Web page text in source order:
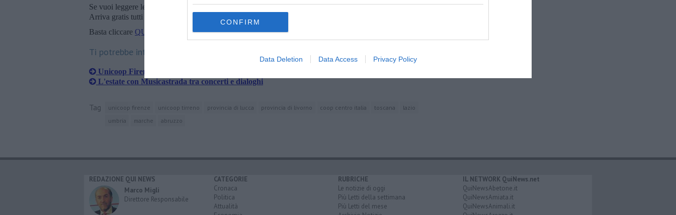
CONFIRM
Data Deletion Data Access Privacy Policy
Se vuoi leggere le notizie principali della Toscana iscriviti allaNewsletter QUInews - ToscanaMedia.
Arriva gratis tutti i giorni alle 20:00 direttamente nella tua casella di posta.
Basta cliccare QUI
Ti potrebbe interessare anche:
​Unicoop Firenze acquisisce nuovi punti vendita
L'estate con Musicastrada tra concerti e dialoghi
Tag unicoop firenze unicoop tirreno provincia di lucca provincia di livorno coop centro italia toscana
lazio
umbria
marche abruzzo
REDAZIONE QUI NEWS
Marco Migli
Direttore Responsabile
CATEGORIE
Cronaca
Politica
Attualità
RUBRICHE
Le notizie di oggi
Più Letti della settimana
Più Letti del mese
IL NETWORK QuiNews.net
QuiNewsAbetone.it
QuiNewsAmiata.it
QuiNewsAnimali.it